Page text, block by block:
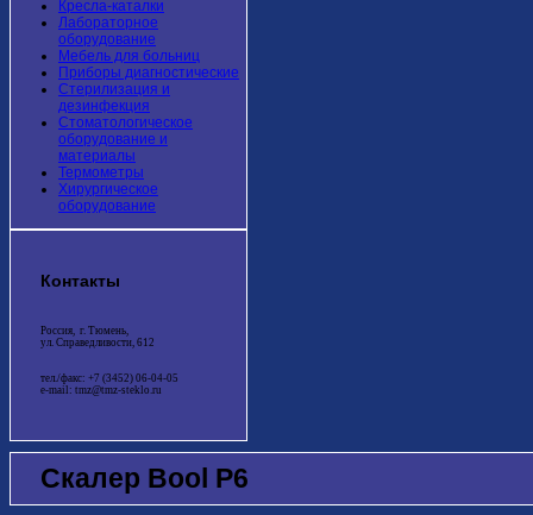
Кресла-каталки
Лабораторное
оборудование
Мебель для больниц
Приборы диагностические
Стерилизация и
дезинфекция
Стоматологическое
оборудование и
материалы
Термометры
Хирургическое
оборудование
Контакты
Россия, г. Тюмень,
ул. Справедливости, 612
тел./факс: +7 (3452) 06-04-05
e-mail: tmz@tmz-steklo.ru
Скалер Bool P6